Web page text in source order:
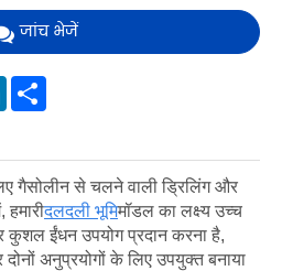
जांच भेजें
LinkedIn
गैसोलीन से चलने वाली ड्रिलिंग और
दलदली भूमिमॉडल का लक्ष्य उच्च
कुशल ईंधन उपयोग प्रदान करना है,
अनुप्रयोगों के लिए उपयुक्त बनाया